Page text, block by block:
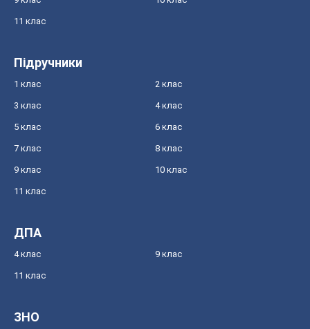
11 клас
Підручники
1 клас 2 клас
3 клас 4 клас
5 клас 6 клас
7 клас 8 клас
9 клас 10 клас
11 клас
ДПА
4 клас 9 клас
11 клас
ЗНО